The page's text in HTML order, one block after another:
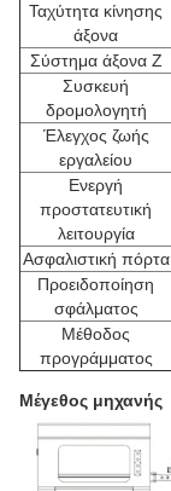
Ταχύτητα κίνησης
άξονα
Σύστημα άξονα Z
Συσκευή
δρομολογητή
Έλεγχος ζωής
εργαλείου
Ενεργή
προστατευτική
λειτουργία
Ασφαλιστική πόρτα
Προειδοποίηση
σφάλματος
Μέθοδος
προγράμματος
Μέγεθος μηχανής